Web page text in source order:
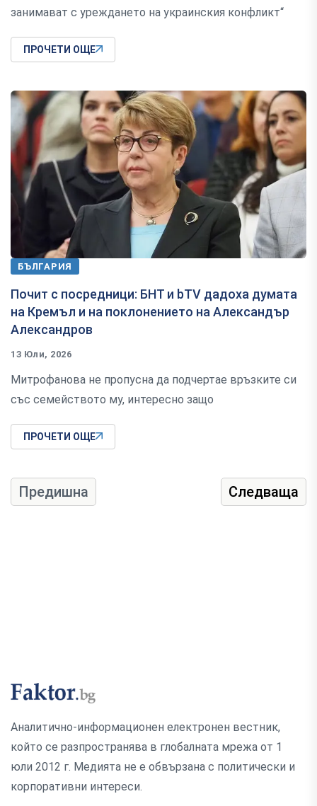
занимават с уреждането на украинския конфликт“
ПРОЧЕТИ ОЩЕ
БЪЛГАРИЯ
Почит с посредници: БНТ и bTV дадоха думата
на Кремъл и на поклонението на Александър
Александров
13 Юли, 2026
Митрофанова не пропусна да подчертае връзките си
със семейството му, интересно защо
ПРОЧЕТИ ОЩЕ
Предишна Следваща
Аналитично-информационен електронен вестник,
който се разпространява в глобалната мрежа от 1
юли 2012 г. Медията не е обвързана с политически и
корпоративни интереси.